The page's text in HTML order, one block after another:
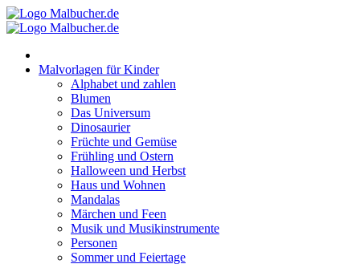
Zum
Inhalt
Malvorlagen für Kinder
Alphabet und zahlen
Blumen
Das Universum
Dinosaurier
Früchte und Gemüse
Frühling und Ostern
Halloween und Herbst
Haus und Wohnen
Mandalas
Märchen und Feen
Musik und Musikinstrumente
Personen
Sommer und Feiertage